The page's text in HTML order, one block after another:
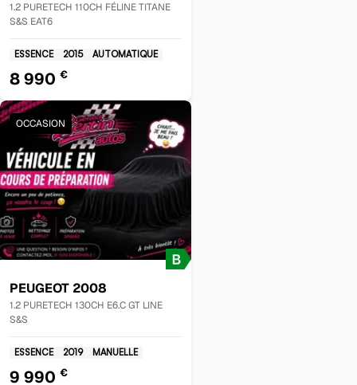
1.2 PURETECH 110CH FÉLINE TITANE
S&S EAT6
ESSENCE 2015 AUTOMATIQUE
8 990 €
OCCASION
PEUGEOT 2008
1.2 PURETECH 130CH E6.C GT LINE
S&S
ESSENCE 2019 MANUELLE
9 990 €